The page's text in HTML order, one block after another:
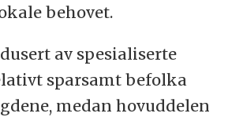
behovet.
av spesialiserte
sparsamt befolka
medan hovuddelen